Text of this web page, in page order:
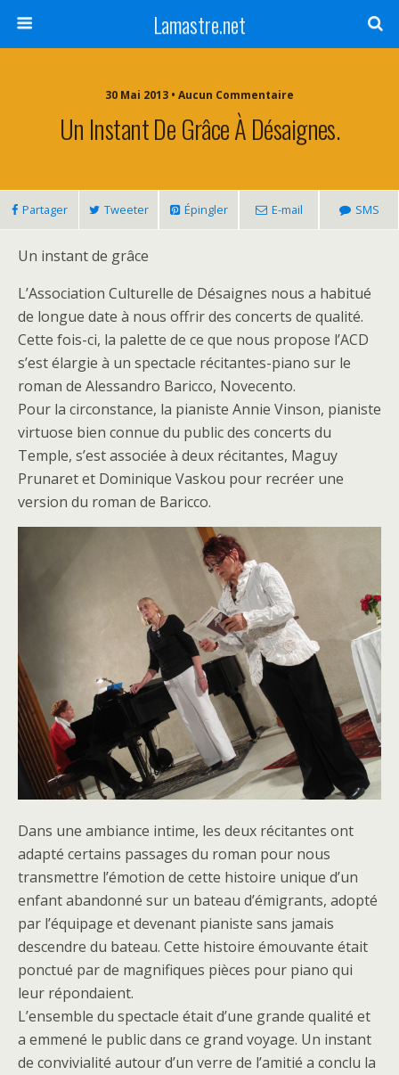
Lamastre.net
30 Mai 2013 • Aucun Commentaire
Un Instant De Grâce À Désaignes.
Partager Tweeter Épingler E-mail SMS
Un instant de grâce
L’Association Culturelle de Désaignes nous a habitué
de longue date à nous offrir des concerts de qualité.
Cette fois-ci, la palette de ce que nous propose l’ACD
s’est élargie à un spectacle récitantes-piano sur le
roman de Alessandro Baricco, Novecento.
Pour la circonstance, la pianiste Annie Vinson, pianiste
virtuose bien connue du public des concerts du
Temple, s’est associée à deux récitantes, Maguy
Prunaret et Dominique Vaskou pour recréer une
version du roman de Baricco.
Dans une ambiance intime, les deux récitantes ont
adapté certains passages du roman pour nous
transmettre l’émotion de cette histoire unique d’un
enfant abandonné sur un bateau d’émigrants, adopté
par l’équipage et devenant pianiste sans jamais
descendre du bateau. Cette histoire émouvante était
ponctué par de magnifiques pièces pour piano qui
leur répondaient.
L’ensemble du spectacle était d’une grande qualité et
a emmené le public dans ce grand voyage. Un instant
de convivialité autour d’un verre de l’amitié a conclu la